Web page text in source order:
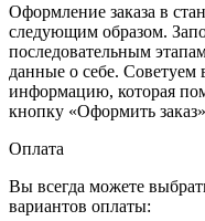
Оформление заказа в
следующим образом.
последовательным
данные о себе. Советуем
информацию, которая
кнопку «Оформить
Оплата
Вы всегда можете
вариантов оплаты: